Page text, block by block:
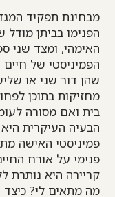
מבחינת תפקיד
הפנימו בביתן
האימהי, ומצד שני
הפמיניסטי של חיים
שהן דור שני או
מחזיקות בתוכן
בית ואם מסורה
הבעיה העיקרית
פמיניסטי האישה
פנימי על אורח
קריירה היא נותרת
מה מתאים לי? כיצד